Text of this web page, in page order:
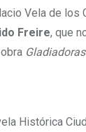
Vela de los
Freire, que
Gladiadoras
Histórica